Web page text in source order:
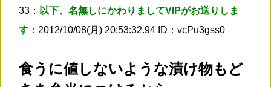
33： 以下、名無しにかわりましてVIPがお送りしま
す ：2012/10/08(月) 20:53:32.94 ID：vcPu3gss0
食うに値しないような漬け物もど